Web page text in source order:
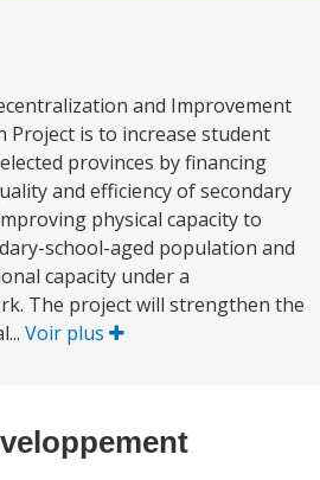
and Improvement
Project is to increase student
provinces by financing
and efficiency of secondary
physical capacity to
school-aged population and
capacity under a
The project will strengthen the
Voir plus